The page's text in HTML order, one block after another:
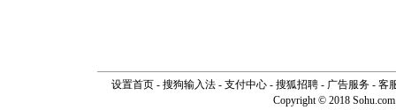
设置首页- 搜狗输入法- 支付中心- 搜狐招聘- 广告服务- 客
Copyright © 2018